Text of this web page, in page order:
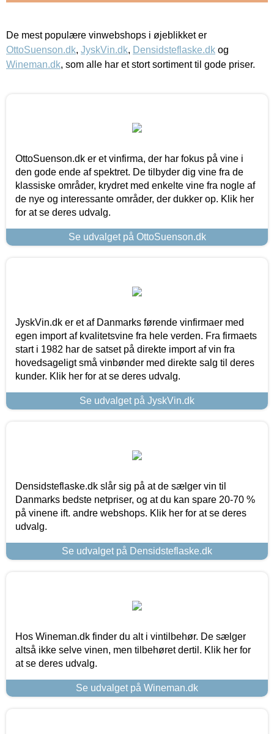
De mest populære vinwebshops i øjeblikket er
OttoSuenson.dk, JyskVin.dk, Densidsteflaske.dk og
Wineman.dk, som alle har et stort sortiment til gode priser.
OttoSuenson.dk er et vinfirma, der har fokus på vine i
den gode ende af spektret. De tilbyder dig vine fra de
klassiske områder, krydret med enkelte vine fra nogle af
de nye og interessante områder, der dukker op. Klik her
for at se deres udvalg.
Se udvalget på OttoSuenson.dk
JyskVin.dk er et af Danmarks førende vinfirmaer med
egen import af kvalitetsvine fra hele verden. Fra firmaets
start i 1982 har de satset på direkte import af vin fra
hovedsageligt små vinbønder med direkte salg til deres
kunder. Klik her for at se deres udvalg.
Se udvalget på JyskVin.dk
Densidsteflaske.dk slår sig på at de sælger vin til
Danmarks bedste netpriser, og at du kan spare 20-70 %
på vinene ift. andre webshops. Klik her for at se deres
udvalg.
Se udvalget på Densidsteflaske.dk
Hos Wineman.dk finder du alt i vintilbehør. De sælger
altså ikke selve vinen, men tilbehøret dertil. Klik her for
at se deres udvalg.
Se udvalget på Wineman.dk